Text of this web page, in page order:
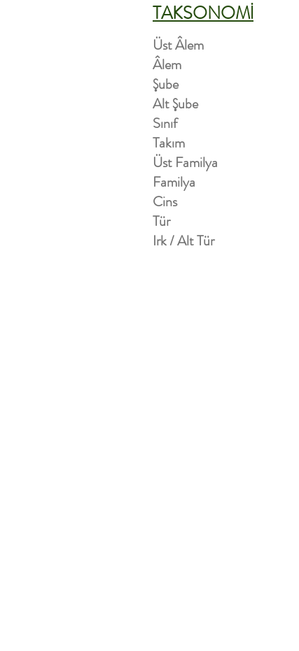
TAKSONOMİ
Üst Âlem
Âlem
Şube
Alt Şube
Sınıf
Takım
Üst Familya
Familya
Cins
Tür
Irk / Alt Tür